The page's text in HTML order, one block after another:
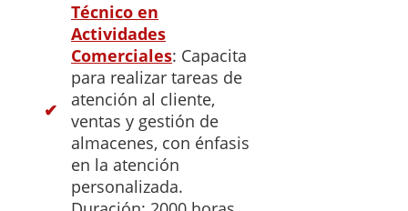
Técnico en
Actividades
Comerciales: Capacita
para realizar tareas de
atención al cliente,
ventas y gestión de
almacenes, con énfasis
en la atención
personalizada.